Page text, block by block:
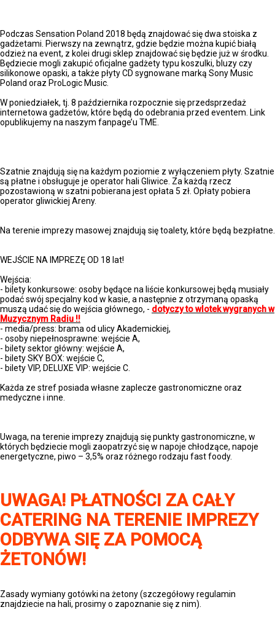
Podczas Sensation Poland 2018 będą znajdować się dwa stoiska z
gadżetami. Pierwszy na zewnątrz, gdzie będzie można kupić białą
odzież na event, z kolei drugi sklep znajdować się będzie już w środku.
Będziecie mogli zakupić oficjalne gadżety typu koszulki, bluzy czy
silikonowe opaski, a także płyty CD sygnowane marką Sony Music
Poland oraz ProLogic Music.
W poniedziałek, tj. 8 października rozpocznie się przedsprzedaż
internetowa gadżetów, które będą do odebrania przed eventem. Link
opublikujemy na naszym fanpage’u TME.
Szatnie znajdują się na każdym poziomie z wyłączeniem płyty. Szatnie
są płatne i obsługuje je operator hali Gliwice. Za każdą rzecz
pozostawioną w szatni pobierana jest opłata 5 zł. Opłaty pobiera
operator gliwickiej Areny.
Na terenie imprezy masowej znajdują się toalety, które będą bezpłatne.
WEJŚCIE NA IMPREZĘ OD 18 lat!
Wejścia:
- bilety konkursowe: osoby będące na liście konkursowej będą musiały
podać swój specjalny kod w kasie, a następnie z otrzymaną opaską
muszą udać się do wejścia głównego, - dotyczy to wlotek wygranych w
Muzycznym Radiu !!
- media/press: brama od ulicy Akademickiej,
- osoby niepełnosprawne: wejście A,
- bilety sektor główny: wejście A,
- bilety SKY BOX: wejście C,
- bilety VIP, DELUXE VIP: wejście C.
Każda ze stref posiada własne zaplecze gastronomiczne oraz
medyczne i inne.
Uwaga, na terenie imprezy znajdują się punkty gastronomiczne, w
których będziecie mogli zaopatrzyć się w napoje chłodzące, napoje
energetyczne, piwo – 3,5% oraz różnego rodzaju fast foody.
UWAGA! PŁATNOŚCI ZA CAŁY
CATERING NA TERENIE IMPREZY
ODBYWA SIĘ ZA POMOCĄ
ŻETONÓW!
Zasady wymiany gotówki na żetony (szczegółowy regulamin
znajdziecie na hali, prosimy o zapoznanie się z nim).